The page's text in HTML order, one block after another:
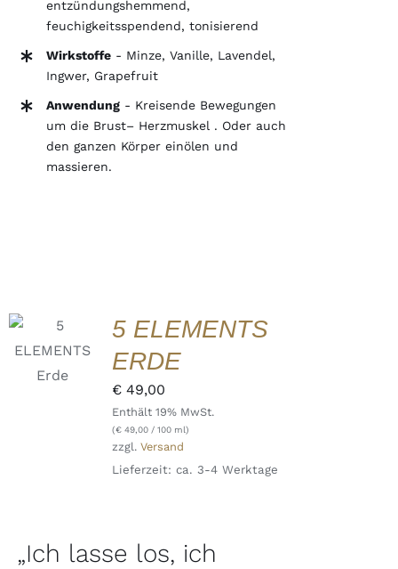
entzündungshemmend,
feuchigkeitsspendend, tonisierend
Wirkstoffe - Minze, Vanille, Lavendel,
Ingwer, Grapefruit
Anwendung - Kreisende Bewegungen
um die Brust– Herzmuskel . Oder auch
den ganzen Körper einölen und
massieren.
WARENKORB
/
QUICK
5 ELEMENTS
ERDE
€49,00
Enthält 19% MwSt.
(€49,00/ 100 ml)
zzgl. Versand
Lieferzeit: ca. 3-4 Werktage
„Ich lasse los, ich